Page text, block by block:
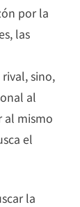
por la
las
sino,
al
al mismo
el
la